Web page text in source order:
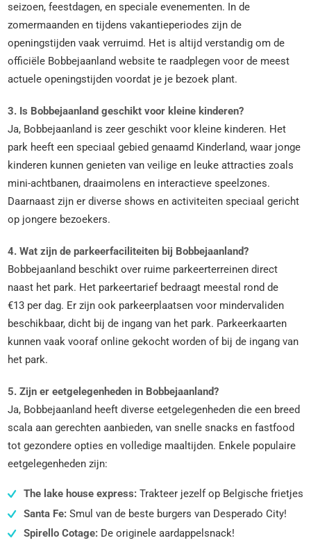
seizoen, feestdagen, en speciale evenementen. In de
zomermaanden en tijdens vakantieperiodes zijn de
openingstijden vaak verruimd. Het is altijd verstandig om de
officiële Bobbejaanland website te raadplegen voor de meest
actuele openingstijden voordat je je bezoek plant.
3. Is Bobbejaanland geschikt voor kleine kinderen?
Ja, Bobbejaanland is zeer geschikt voor kleine kinderen. Het
park heeft een speciaal gebied genaamd Kinderland, waar jonge
kinderen kunnen genieten van veilige en leuke attracties zoals
mini-achtbanen, draaimolens en interactieve speelzones.
Daarnaast zijn er diverse shows en activiteiten speciaal gericht
op jongere bezoekers.
4. Wat zijn de parkeerfaciliteiten bij Bobbejaanland?
Bobbejaanland beschikt over ruime parkeerterreinen direct
naast het park. Het parkeertarief bedraagt meestal rond de
€13 per dag. Er zijn ook parkeerplaatsen voor mindervaliden
beschikbaar, dicht bij de ingang van het park. Parkeerkaarten
kunnen vaak vooraf online gekocht worden of bij de ingang van
het park.
5. Zijn er eetgelegenheden in Bobbejaanland?
Ja, Bobbejaanland heeft diverse eetgelegenheden die een breed
scala aan gerechten aanbieden, van snelle snacks en fastfood
tot gezondere opties en volledige maaltijden. Enkele populaire
eetgelegenheden zijn:
The lake house express:Trakteer jezelf op Belgische frietjes
Santa Fe:Smul van de beste burgers van Desperado City!
Spirello Cotage:De originele aardappelsnack!